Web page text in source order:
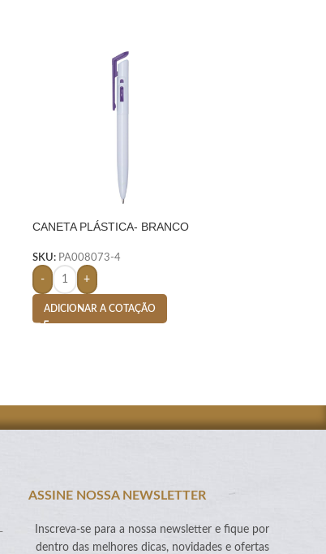
CANETA PLÁSTICA- BRANCO
SKU: PA008073-4
- +
ADICIONAR A COTAÇÃO
ASSINE NOSSA NEWSLETTER
Inscreva-se para a nossa newsletter e fique por
dentro das melhores dicas, novidades e ofertas